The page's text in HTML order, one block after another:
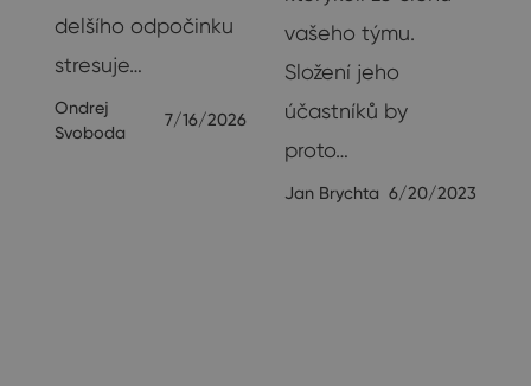
delšího odpočinku
stresuje…
Ondrej
Svoboda
7/16/2026
vašeho týmu.
Složení jeho
účastníků by
proto…
Jan Brychta 6/20/2023